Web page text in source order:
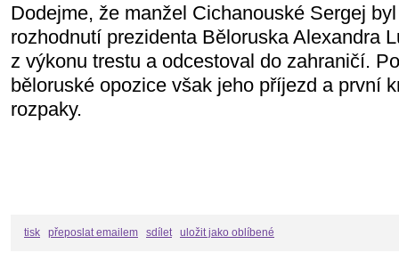
Dodejme, že manžel Cichanouské Sergej
rozhodnutí prezidenta Běloruska Alexandra
z výkonu trestu a odcestoval do zahraničí.
běloruské opozice však jeho příjezd a první
rozpaky.
tisk přeposlat emailem sdílet uložit jako oblíbené